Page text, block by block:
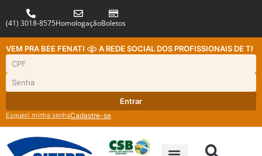
(41) 3018-8575HomologaçãoBoletos
VEM PRA BEE FENATI A REDE SOCIAL DOS PROFISSIONAIS DE TI
Entrar
Esqueci minha senhaCadastre-se